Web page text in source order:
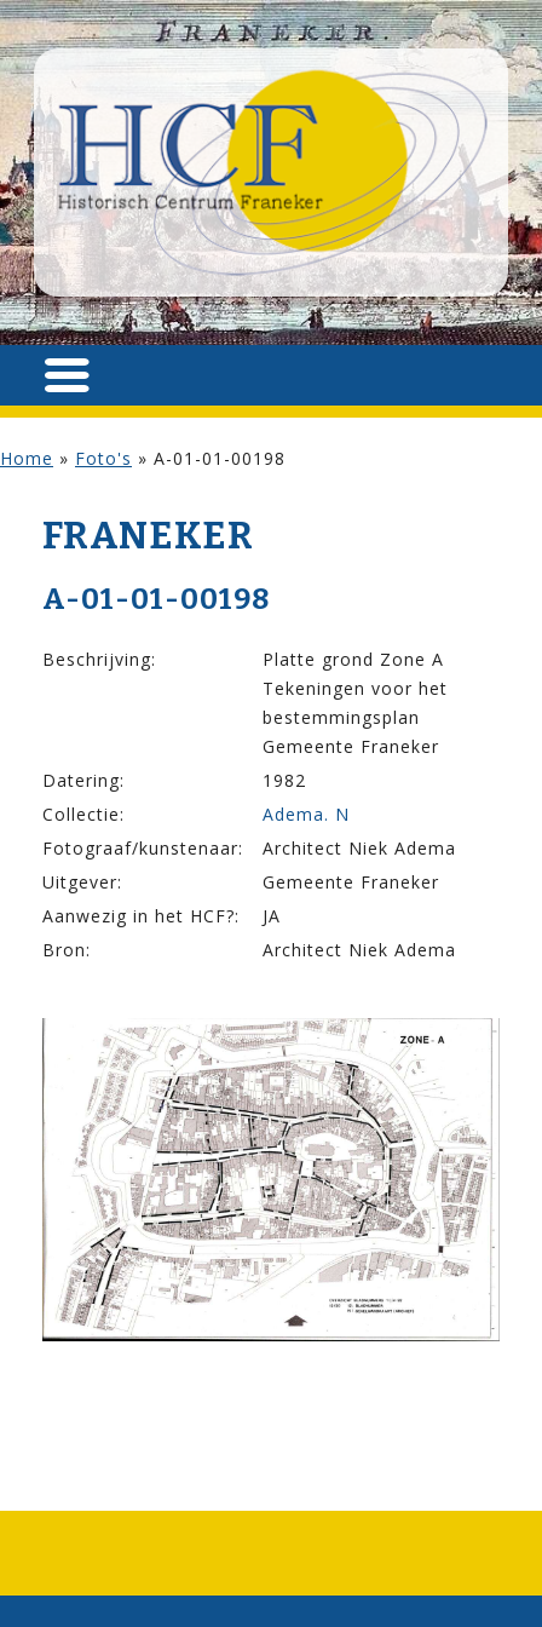
Home » Foto's » A-01-01-00198
FRANEKER
A-01-01-00198
Beschrijving:
Platte grond Zone A
Tekeningen voor het
bestemmingsplan
Gemeente Franeker
Datering:
1982
Collectie:
Adema. N
Fotograaf/kunstenaar:
Architect Niek Adema
Uitgever:
Gemeente Franeker
Aanwezig in het HCF?:
JA
Bron:
Architect Niek Adema